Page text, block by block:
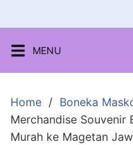
MENU
Home
Boneka
Merchandise Souvenir
Murah ke Magetan